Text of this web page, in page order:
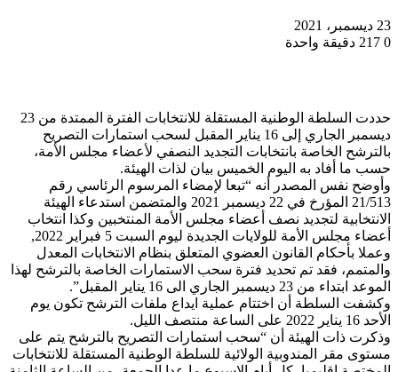
23 ديسمبر، 2021
0
دقيقة واحدة
حددت السلطة الوطنية المستقلة للانتخابات الفترة الممتدة من 23
ديسمبر الجاري إلى 16 يناير المقبل لسحب استمارات التصريح
بالترشح الخاصة بانتخابات التجديد النصفي لأعضاء مجلس الأمة،
حسب ما أفاد به اليوم الخميس بيان لذات الهيئة.
وأوضح نفس المصدر أنه “تبعا لإمضاء المرسوم الرئاسي رقم
21/513 المؤرخ في 22 ديسمبر 2021 والمتضمن استدعاء الهيئة
الانتخابية لتجديد نصف أعضاء مجلس الأمة المنتخبين وكذا انتخاب
أعضاء مجلس الأمة للولايات الجديدة ليوم السبت 5 فبراير 2022,
وعملا بأحكام القانون العضوي المتعلق بنظام الانتخابات المعدل
والمتمم، فقد تم تحديد فترة سحب الاستمارات الخاصة بالترشح لهذا
الموعد ابتداء من 23 ديسمبر الجاري الى 16 يناير المقبل”.
وكشفت السلطة أن اختتام عملية ايداع ملفات الترشح تكون يوم
الأحد 16 يناير 2022 على الساعة منتصف الليل.
وذكرت ذات الهيئة أن “سحب استمارات التصريح بالترشح يتم على
مستوى مقر المندوبية الولائية للسلطة الوطنية المستقلة للانتخابات